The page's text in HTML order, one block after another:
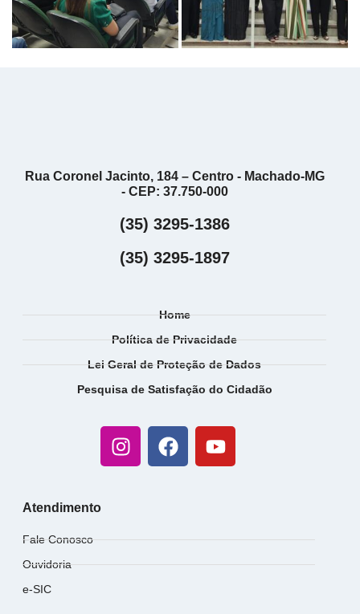
Rua Coronel Jacinto, 184 – Centro - Machado-MG
- CEP: 37.750-000
(35) 3295-1386
(35) 3295-1897
Home
Política de Privacidade
Lei Geral de Proteção de Dados
Pesquisa de Satisfação do Cidadão
Atendimento
Fale Conosco
Ouvidoria
e-SIC